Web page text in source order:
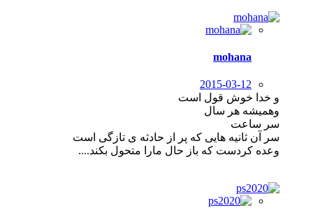
mohana
2015-03-12
و خدا خوش قول است
وهمیشه هر سال
سر ساعت
سر آن ثانیه هایی که پر از حادثه ی تازگی است
وعده کردست که باز حال مارا متحول بکند....